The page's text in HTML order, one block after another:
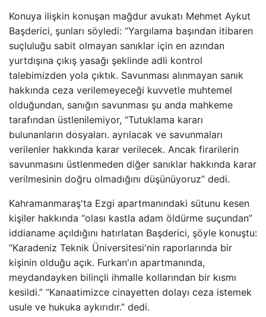
Konuya ilişkin konuşan mağdur avukatı Mehmet Aykut
Başderici, şunları söyledi: “Yargılama başından itibaren
suçluluğu sabit olmayan sanıklar için en azından
yurtdışına çıkış yasağı şeklinde adli kontrol
talebimizden yola çıktık. Savunması alınmayan sanık
hakkında ceza verilemeyeceği kuvvetle muhtemel
olduğundan, sanığın savunması şu anda mahkeme
tarafından üstlenilemiyor, “Tutuklama kararı
bulunanların dosyaları. ayrılacak ve savunmaları
verilenler hakkında karar verilecek. Ancak firarilerin
savunmasını üstlenmeden diğer sanıklar hakkında karar
verilmesinin doğru olmadığını düşünüyoruz” dedi.
Kahramanmaraş'ta Ezgi apartmanındaki sütunu kesen
kişiler hakkında “olası kastla adam öldürme suçundan”
iddianame açıldığını hatırlatan Başderici, şöyle konuştu:
“Karadeniz Teknik Üniversitesi'nin raporlarında bir
kişinin olduğu açık. Furkan'ın apartmanında,
meydandayken bilinçli ihmalle kollarından bir kısmı
kesildi.” “Kanaatimizce cinayetten dolayı ceza istemek
usule ve hukuka aykırıdır.” dedi.